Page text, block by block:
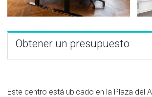
Obtener un presupuesto
Este centro está ubicado en la Plaza del